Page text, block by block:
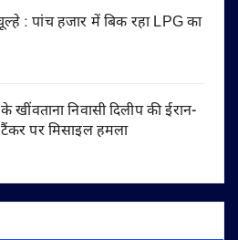
: पांच हजार में बिक रहा LPG का
खींवताना निवासी दिलीप की ईरान-
पर मिसाइल हमला